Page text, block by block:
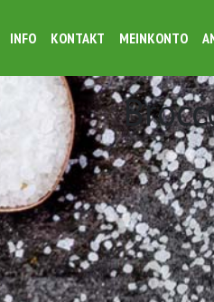
INFO KONTAKT MEINKONTO